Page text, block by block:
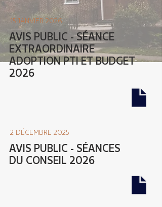
15 JANVIER 2026
AVIS PUBLIC - SÉANCE
EXTRAORDINAIRE
ADOPTION PTI ET BUDGET
2026
2 DÉCEMBRE 2025
AVIS PUBLIC - SÉANCES
DU CONSEIL 2026